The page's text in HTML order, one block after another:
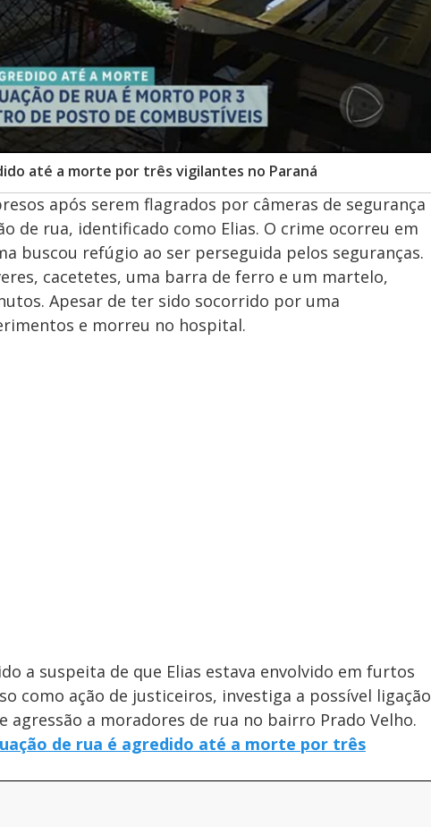
até a morte por três vigilantes no Paraná
após serem flagrados por câmeras de segurança
de rua, identificado como Elias. O crime ocorreu em
buscou refúgio ao ser perseguida pelos seguranças.
cacetetes, uma barra de ferro e um martelo,
Apesar de ter sido socorrido por uma
e morreu no hospital.
a suspeita de que Elias estava envolvido em furtos
como ação de justiceiros, investiga a possível ligação
agressão a moradores de rua no bairro Prado Velho.
de rua é agredido até a morte por três